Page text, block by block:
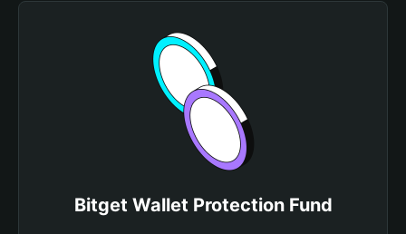
Bitget Wallet Protection Fund